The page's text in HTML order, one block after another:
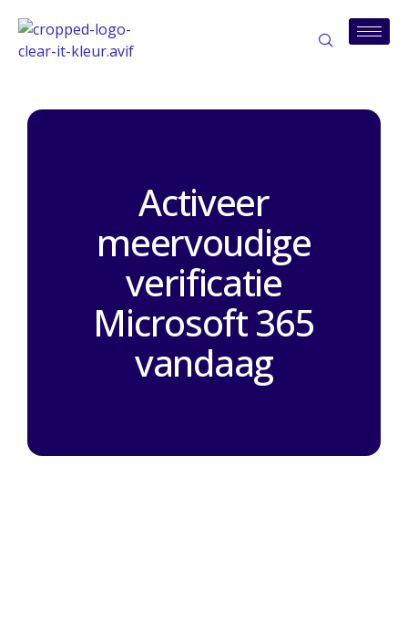
Activeer
meervoudige
verificatie
Microsoft 365
vandaag